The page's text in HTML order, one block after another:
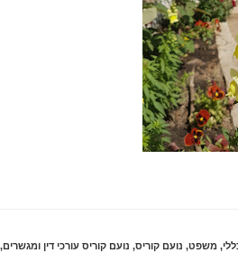
, משפט, נועם קוריס, נועם קוריס עורכי דין ומגשרים